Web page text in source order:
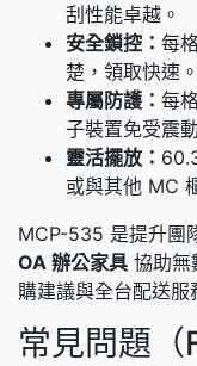
刮性能卓越。
安全鎖控： 每
楚，領取快速。
專屬防護： 每
子裝置免受震
靈活擺放：
或與其他 MC
MCP-535 是提升團
OA 辦公家具 協助無
購建議與全台配送服
常見問題（